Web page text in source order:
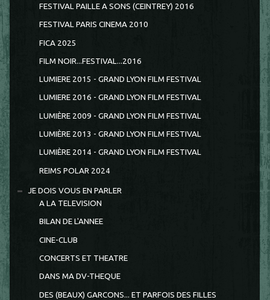
FESTIVAL PAILLE A SONS (CEINTREY) 2016
FESTIVAL PARIS CINEMA 2010
FICA 2025
FILM NOIR...FESTIVAL...2016
LUMIERE 2015 - GRAND LYON FILM FESTIVAL
LUMIERE 2016 - GRAND LYON FILM FESTIVAL
LUMIÈRE 2009 - GRAND LYON FILM FESTIVAL
LUMIÈRE 2013 - GRAND LYON FILM FESTIVAL
LUMIÈRE 2014 - GRAND LYON FILM FESTIVAL
REIMS POLAR 2024
JE DOIS VOUS EN PARLER
A LA TELEVISION
BILAN DE L'ANNEE
CINE-CLUB
CONCERTS ET THEATRE
DANS MA DV-THEQUE
DES (BEAUX) GARCONS... ET PARFOIS DES FILLES